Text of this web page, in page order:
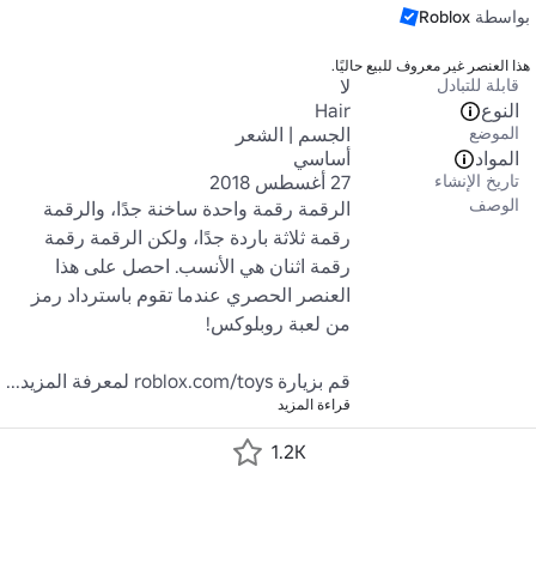
بواسطة Roblox
هذا العنصر غير معروف للبيع حاليًا.
قابلة للتبادل
لا
النوع
Hair
الموضع
الجسم | الشعر
المواد
أساسي
تاريخ الإنشاء 27 أغسطس 2018
الوصف
قم بزيارة roblox.com/toys لمعرفة المزيد...
قراءة المزيد
1.2K